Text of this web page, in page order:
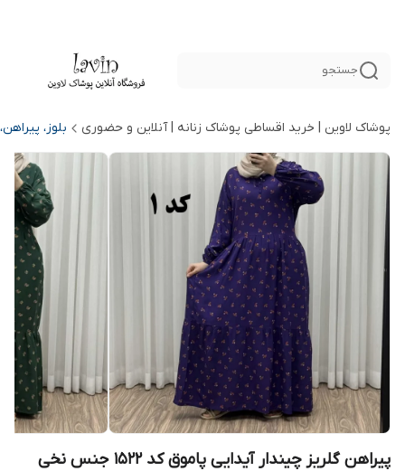
جستجو
پوشاک لاوین | خرید اقساطی پوشاک زنانه | آنلاین و حضوری بلوز،
پیراهن گلریز چیندار آیدایی پاموق کد 1522 جنس نخی